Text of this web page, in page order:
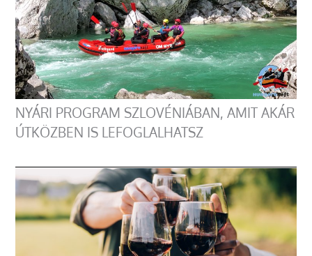
NYÁRI PROGRAM SZLOVÉNIÁBAN, AMIT AKÁR
ÚTKÖZBEN IS LEFOGLALHATSZ